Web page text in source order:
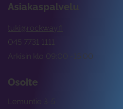
Asiakaspalvelu
tuki@rockway.fi
Arkisin klo 09:00 -15:00
045 7731 1111
Osoite
Lemuntie 3-5